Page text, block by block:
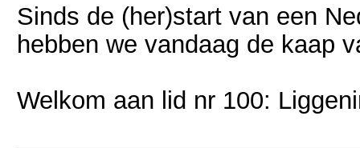
Sinds de (her)start van een
hebben we vandaag de kaap
Welkom aan lid nr 100: